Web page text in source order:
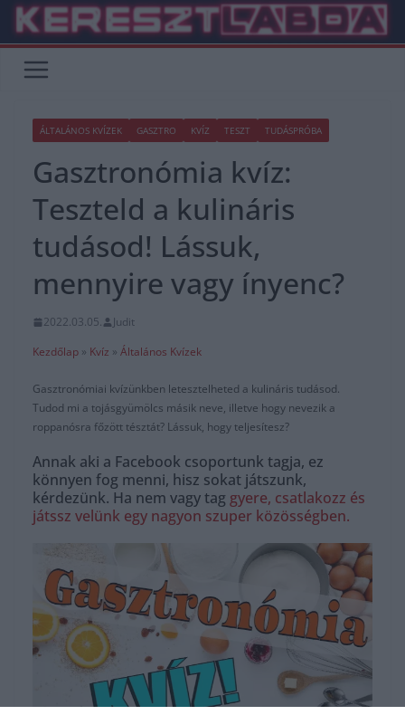
Skip
content
ÁLTALÁNOS KVÍZEK GASZTRO KVÍZ TESZT TUDÁSPRÓBA
Gasztronómia kvíz:
Teszteld a kulináris
tudásod! Lássuk,
mennyire vagy ínyenc?
2022.03.05.
Judit
Kezdőlap » Kvíz » Általános Kvízek
Gasztronómiai kvízünkben letesztelheted a kulináris tudásod.
Tudod mi a tojásgyümölcs másik neve, illetve hogy nevezik a
roppanósra főzött tésztát? Lássuk, hogy teljesítesz?
Annak aki a Facebook csoportunk tagja, ez
könnyen fog menni, hisz sokat játszunk,
kérdezünk. Ha nem vagy tag gyere, csatlakozz és
játssz velünk egy nagyon szuper közösségben.